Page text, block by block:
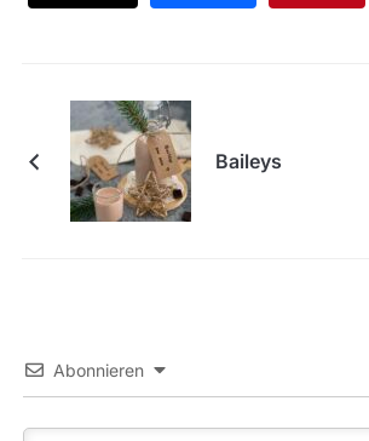
Baileys
Abonnieren